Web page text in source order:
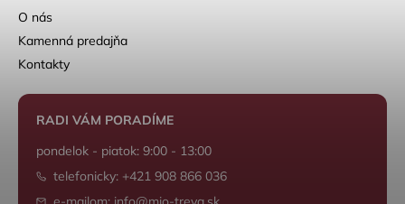
O nás
Kamenná predajňa
Kontakty
RADI VÁM PORADÍME
pondelok - piatok: 9:00 - 13:00
telefonicky: +421 908 866 036